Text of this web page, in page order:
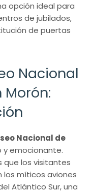
opción ideal para
de jubilados,
de puertas
Nacional
Nacional de
y emocionante.
que los visitantes
míticos aviones
Atlántico Sur, una